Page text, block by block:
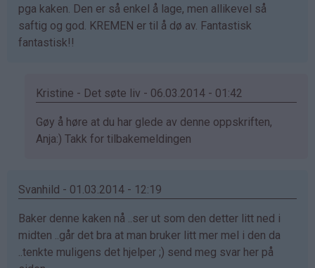
pga kaken. Den er så enkel å lage, men allikevel så
saftig og god. KREMEN er til å dø av. Fantastisk
fantastisk!!
Kristine - Det søte liv - 06.03.2014 - 01:42
Som
svar
Anja
(ikke
bekreftet)
Gøy å høre at du har glede av denne oppskriften,
Anja:) Takk for tilbakemeldingen
Svanhild - 01.03.2014 - 12:19
Baker denne kaken nå ..ser ut som den detter litt ned i
midten ..går det bra at man bruker litt mer mel i den da
..tenkte muligens det hjelper ;) send meg svar her på